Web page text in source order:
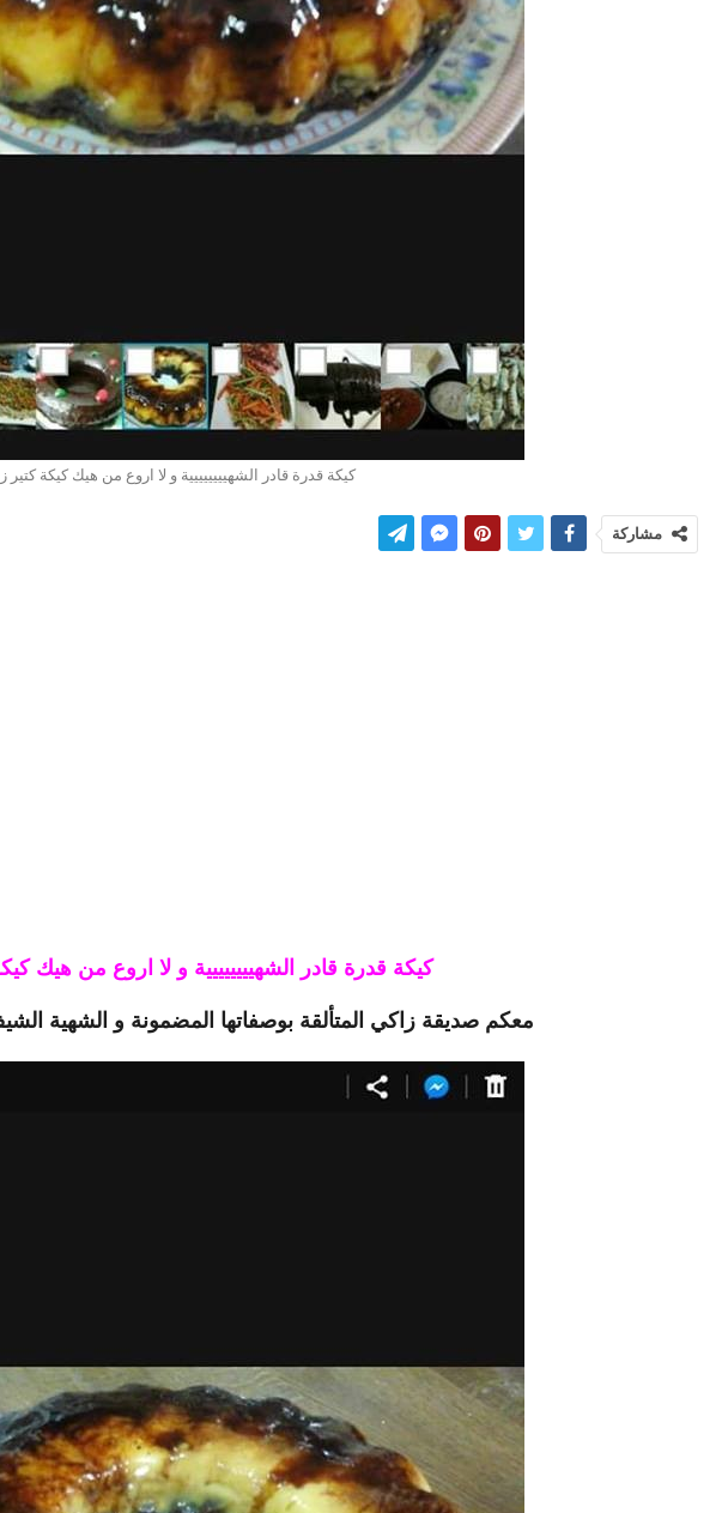
كيكة قدرة قادر الشهيييييييية و لا اروع من هيك كيكة كتير
مشاركة
كيكة قدرة قادر الشهيييييييية و لا اروع من هيك
معكم صديقة زاكي المتألقة بوصفاتها المضمونة و الشهية